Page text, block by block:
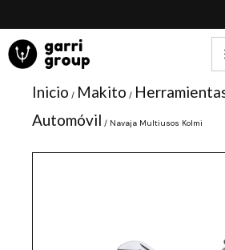
contenido
Inicio / Makito /
Automóvil / Navaja Multiusos Kolmi